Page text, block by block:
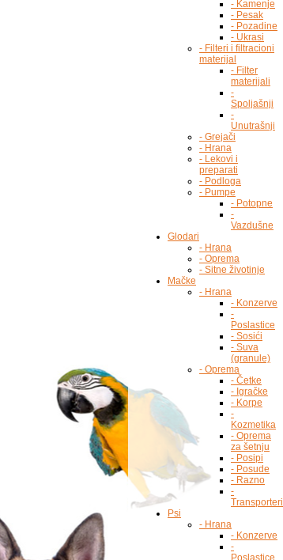
- Kamenje
- Pesak
- Pozadine
- Ukrasi
- Filteri i filtracioni
materijal
- Filter
materijali
-
Spoljašnji
-
Unutrašnji
- Grejači
- Hrana
- Lekovi i
preparati
- Podloga
- Pumpe
- Potopne
-
Vazdušne
Glodari
- Hrana
- Oprema
- Sitne životinje
Mačke
- Hrana
- Konzerve
-
Poslastice
- Sosići
- Suva
(granule)
- Oprema
- Četke
- Igračke
- Korpe
-
Kozmetika
- Oprema
za šetnju
- Posipi
- Posude
- Razno
-
Transporteri
Psi
- Hrana
- Konzerve
-
Poslastice